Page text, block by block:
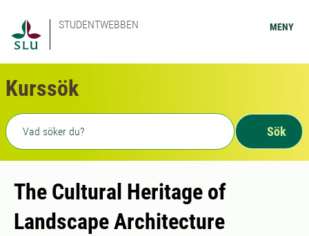
STUDENTWEBBEN MENY
Kurssök
Fritext sökning
Sök
The Cultural Heritage of
Landscape Architecture